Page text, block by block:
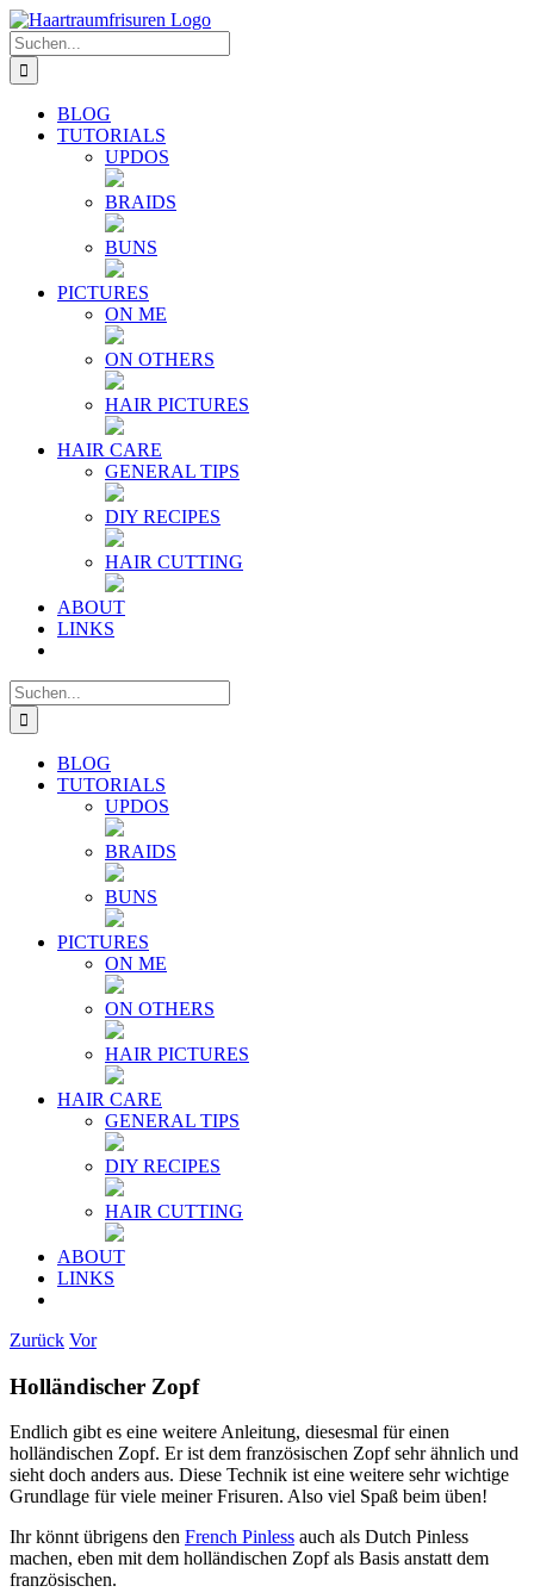
Zum
Inhalt
springen
E-
Mail
YouTube
Instagram
Facebook
Twitter
Suche
nach:
BLOG
TUTORIALS
UPDOS
BRAIDS
BUNS
PICTURES
ON ME
ON OTHERS
HAIR PICTURES
HAIR CARE
GENERAL TIPS
DIY RECIPES
HAIR CUTTING
ABOUT
LINKS
Suche
nach:
BLOG
TUTORIALS
UPDOS
BRAIDS
BUNS
PICTURES
ON ME
ON OTHERS
HAIR PICTURES
HAIR CARE
GENERAL TIPS
DIY RECIPES
HAIR CUTTING
ABOUT
LINKS
Zurück Vor
Holländischer Zopf
Endlich gibt es eine weitere Anleitung, diesesmal für einen
holländischen Zopf. Er ist dem französischen Zopf sehr ähnlich und
sieht doch anders aus. Diese Technik ist eine weitere sehr wichtige
Grundlage für viele meiner Frisuren. Also viel Spaß beim üben!
Ihr könnt übrigens den French Pinless auch als Dutch Pinless
machen, eben mit dem holländischen Zopf als Basis anstatt dem
französischen.